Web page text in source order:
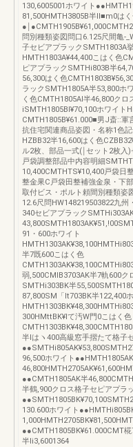
130,6005001ホワイト
81,500HMTH3805B半ll■m0は
●￨
問別種類姿図問口6.125尺間
子セビアプラックSMTH1803A
HMTH1803A¥44,400こはく色
ピアプラックSMTHi803B半
56,300はく色
ラックSMTH1805A半53,800ホ
く色CMTH1805AI半46,800クロ
iSMTH1805BI¥70,100ホワイト
CMTH1805B¥61.000■男J斎::軍
抗住宅関連商品姿図・名称1色
HZBB32半16,600はく色
ル2枚、部品一式(￨セット2枚入
戸袋調整部品中内容明細
10,400CMTHTS¥10,400戸袋日
整金果C戸袋田整補強金泉・下
取付ビス・ポルト頼間別種類姿
12.6尺問HW148219503822九
340セビアプラック
91・600ホワイト
半7既600こはく色
弱,500CMIB3703AK半7軌600ク
SMTHi303BK半
87,800SM「lt703BK半122,400
300HMttBK¥lて汚W門0こはく色
半lはヽ400高級窓手摺たて格子
96,500ホワイト
●●CMTH1805AK半
半鶴,900クロス格子セピアプラ
130.600ホワイト
●●CMTH1805BK¥61.000CMT
半li3,6001364